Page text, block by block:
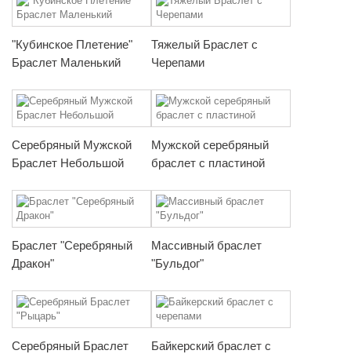
"Кубинское Плетение"
Браслет Маленький
Тяжелый Браслет с
Черепами
Серебряный Мужской
Браслет Небольшой
Мужской серебряный
браслет с пластиной
Браслет "Серебряный
Дракон"
Массивный браслет
"Бульдог"
Серебряный Браслет
Байкерский браслет с